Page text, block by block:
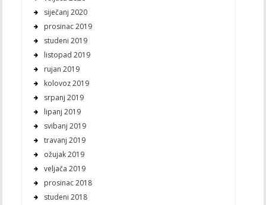
siječanj 2020
prosinac 2019
studeni 2019
listopad 2019
rujan 2019
kolovoz 2019
srpanj 2019
lipanj 2019
svibanj 2019
travanj 2019
ožujak 2019
veljača 2019
prosinac 2018
studeni 2018